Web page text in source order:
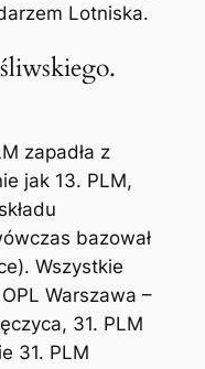
Lotniska.
zapadła z
jak 13. PLM,
bazował
Wszystkie
Warszawa –
31. PLM
31. PLM